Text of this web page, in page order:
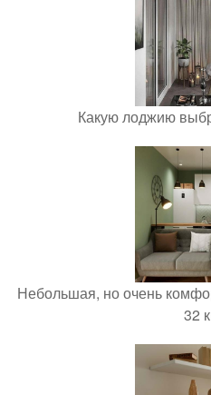
Какую лоджию
Небольшая, но очень
32